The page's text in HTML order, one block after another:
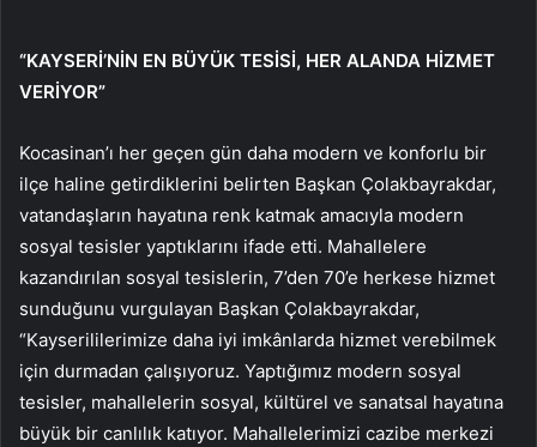
“KAYSERİ’NİN EN BÜYÜK TESİSİ, HER ALANDA HİZMET
VERİYOR”
Kocasinan’ı her geçen gün daha modern ve konforlu bir
ilçe haline getirdiklerini belirten Başkan Çolakbayrakdar,
vatandaşların hayatına renk katmak amacıyla modern
sosyal tesisler yaptıklarını ifade etti. Mahallelere
kazandırılan sosyal tesislerin, 7’den 70’e herkese hizmet
sunduğunu vurgulayan Başkan Çolakbayrakdar,
“Kayserililerimize daha iyi imkânlarda hizmet verebilmek
için durmadan çalışıyoruz. Yaptığımız modern sosyal
tesisler, mahallelerin sosyal, kültürel ve sanatsal hayatına
büyük bir canlılık katıyor. Mahallelerimizi cazibe merkezi